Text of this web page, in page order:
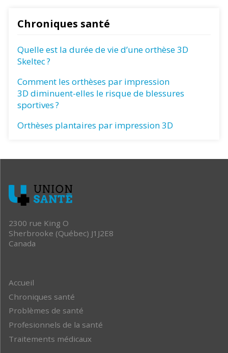
Chroniques santé
Quelle est la durée de vie d’une orthèse 3D
Skeltec ?
Comment les orthèses par impression
3D diminuent-elles le risque de blessures
sportives ?
Orthèses plantaires par impression 3D
2300 rue King O
Sherbrooke (Québec) J1J2E8
Canada
Accueil
Chroniques santé
Problèmes de santé
Profesionnels de la santé
Traitements médicaux